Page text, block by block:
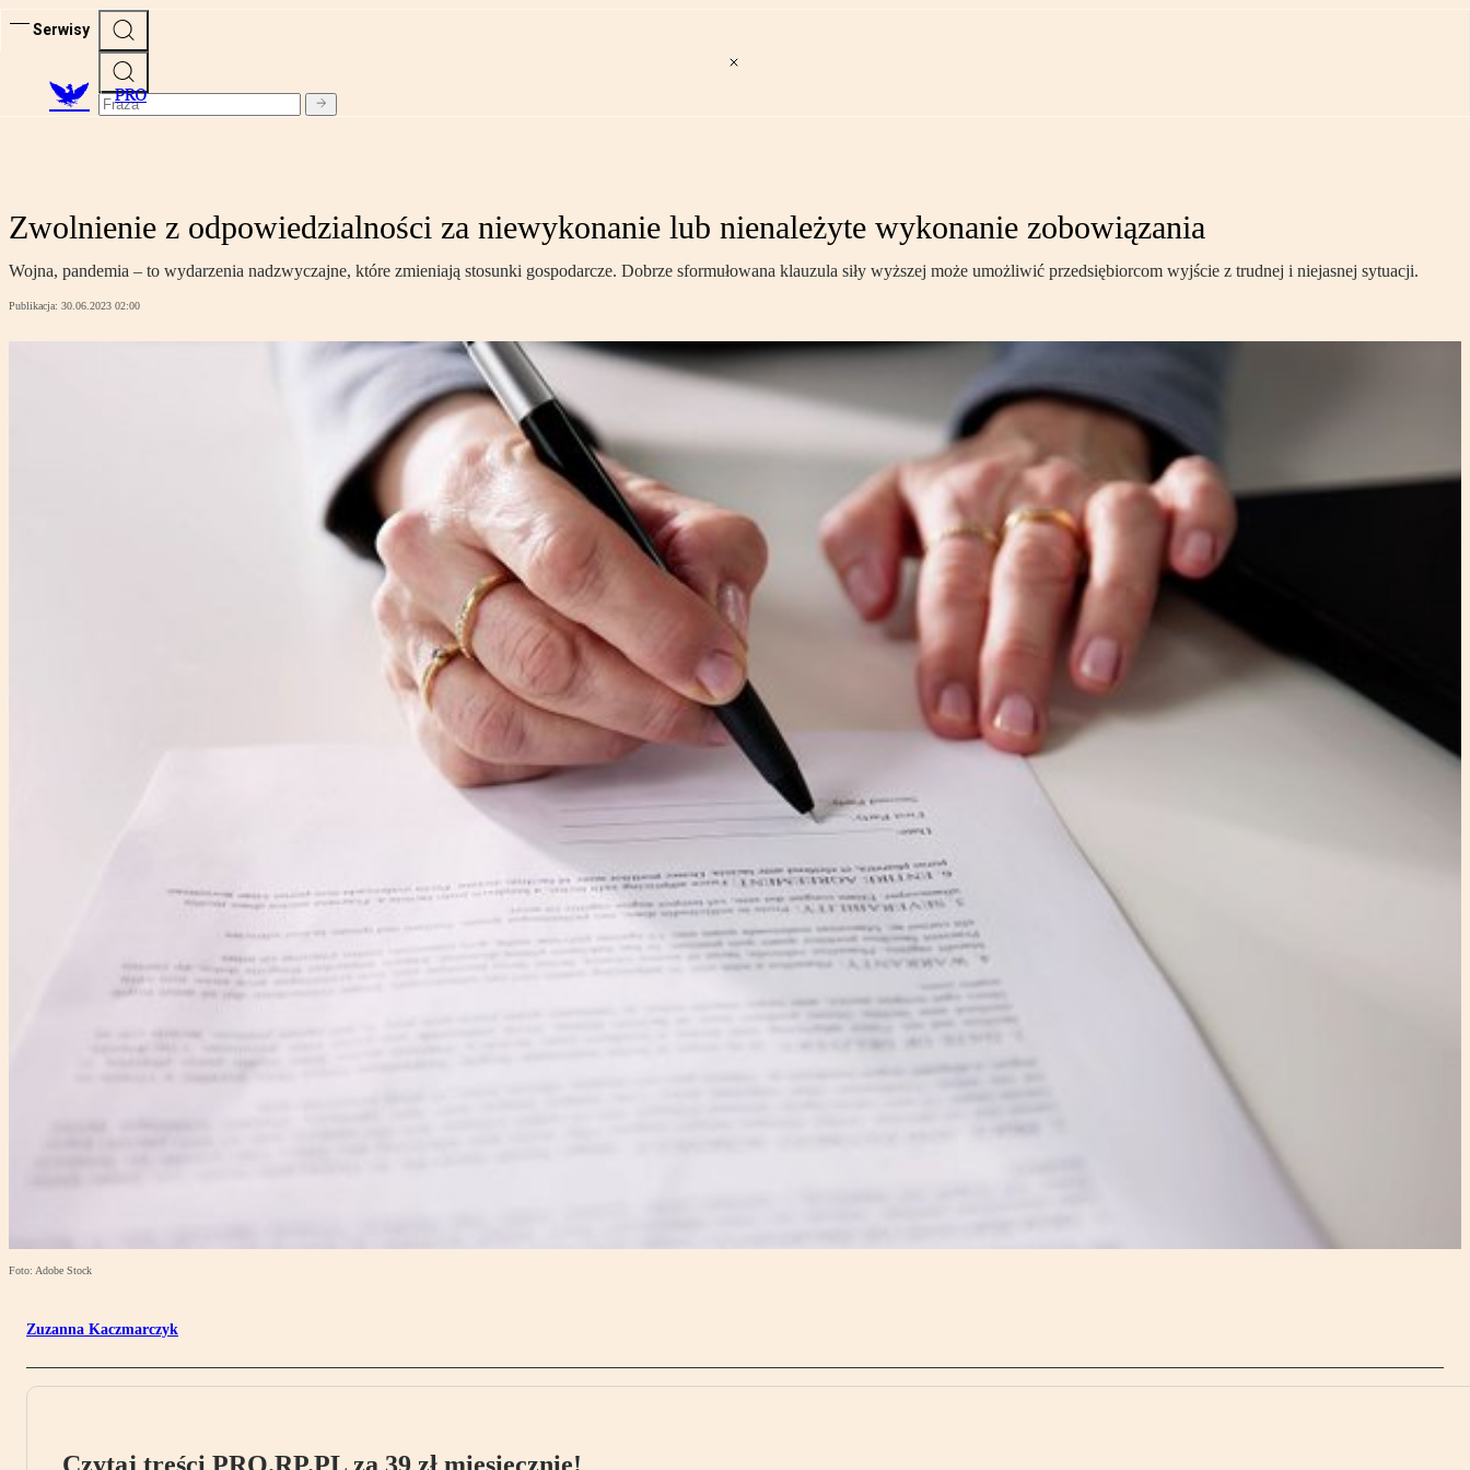
Serwisy
PRO
Zwolnienie z odpowiedzialności za niewykonanie lub nienależyte wykonanie zobowiązania
Wojna, pandemia – to wydarzenia nadzwyczajne, które zmieniają stosunki gospodarcze. Dobrze sformułowana klauzula siły wyższej może umożliwić przedsiębiorcom wyjście z trudnej i niejasnej sytuacji.
Publikacja: 30.06.2023 02:00
Foto: Adobe Stock
Zuzanna Kaczmarczyk